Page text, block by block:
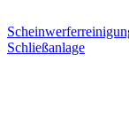
Schließanlage